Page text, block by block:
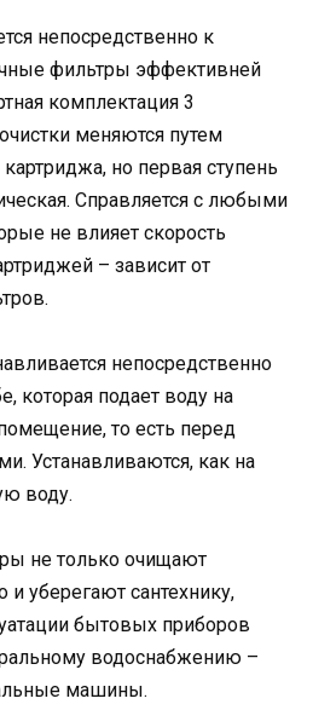
непосредственно к
фильтры эффективней
комплектация 3
меняются путем
но первая ступень
Справляется с любыми
не влияет скорость
– зависит от
непосредственно
которая подает воду на
то есть перед
Устанавливаются, как на
воду.
не только очищают
и уберегают сантехнику,
бытовых приборов
водоснабжению –
машины.